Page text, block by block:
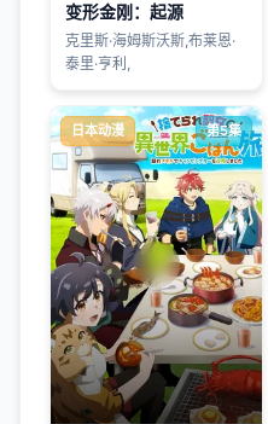
变形金刚：起源
克里斯·海姆斯沃斯,布莱恩·
泰里·亨利,
日本动漫 第5集